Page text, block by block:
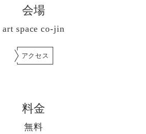
会場
art space co-jin
アクセス
料金
無料